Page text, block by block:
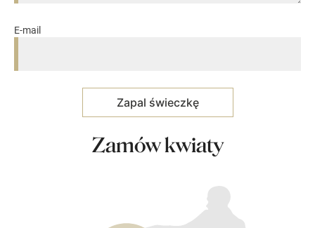
E-mail
Zamów kwiaty